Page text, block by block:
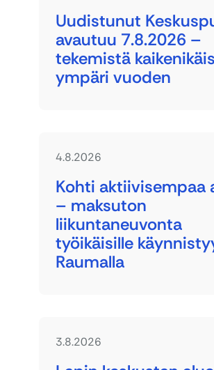
Uudistunut
avautuu 7.8.2026 –
tekemistä
ympäri vuoden
Kohti aktiivisempaa
– maksuton
liikuntaneuvonta
työikäisille
Raumalla
4.8.2026
3.8.2026